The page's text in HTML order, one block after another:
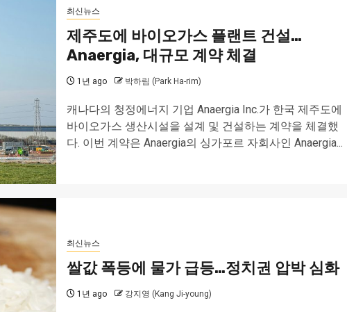
최신뉴스
제주도에 바이오가스 플랜트 건설…
Anaergia, 대규모 계약 체결
1년 ago 박하림 (Park Ha-rim)
캐나다의 청정에너지 기업 Anaergia Inc.가 한국 제주도에
바이오가스 생산시설을 설계 및 건설하는 계약을 체결했
다. 이번 계약은 Anaergia의 싱가포르 자회사인 Anaergia...
최신뉴스
쌀값 폭등에 물가 급등…정치권 압박 심화
1년 ago 강지영 (Kang Ji-young)